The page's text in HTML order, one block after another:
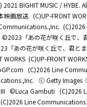
2021 BIGHIT MUSIC / HYBE.
映画放送 (C)UP-FRONT
(C)2026
©2023「あの花が咲く丘で、
「あの花が咲く丘で、君と
WORKS (C)UP-FRONT
(C)2026 Line
ⓒ Getty Images
©Luca Gambuti (C)2026
(C)2026 Line